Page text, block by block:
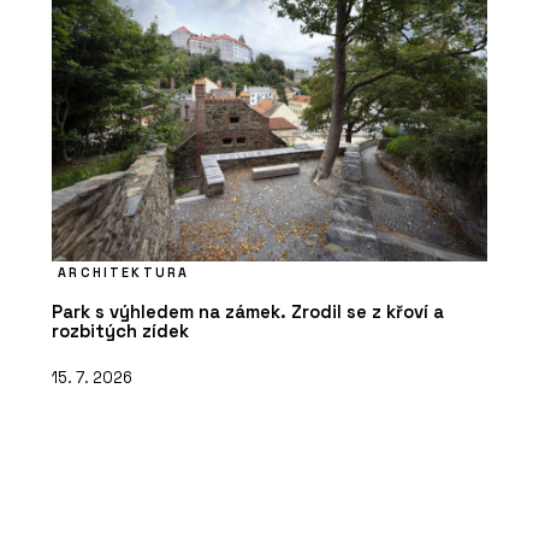
ARCHITEKTURA
Park s výhledem na zámek. Zrodil se z křoví a
rozbitých zídek
15. 7. 2026